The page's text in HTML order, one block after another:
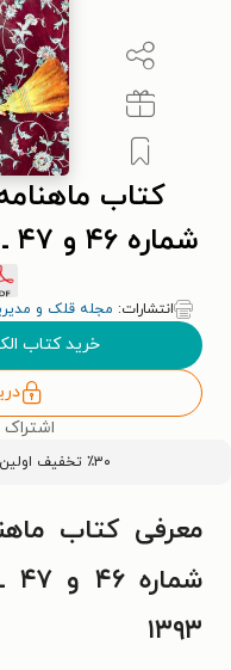
کتاب
انتشارات: مجله قلک و
خرید کتاب
اشتراک
٪۳۰ تخفیف اولین خرید کتاب با کد
معرفی کتاب
۱۳۹۳